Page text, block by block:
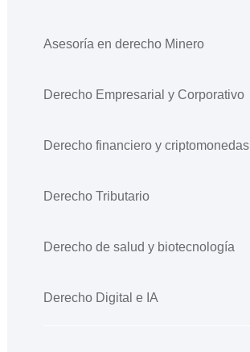
Asesoría en derecho Minero
Derecho Empresarial y Corporativo
Derecho financiero y criptomonedas
Derecho Tributario
Derecho de salud y biotecnología
Derecho Digital e IA